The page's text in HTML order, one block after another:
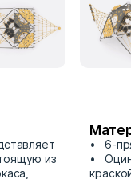
из
6-